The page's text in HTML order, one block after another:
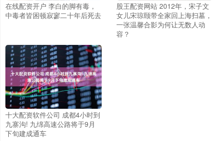
在线配资开户 李白的脚有毒，
中毒者皆困顿寂寥二十年后死去
股王配资网站 2012年，宋子文
女儿宋琼颐带全家回上海扫墓，
一张温馨合影为何让无数人动
容？
十大配资软件公司 成都4小时到
九寨沟! 九绵高速公路将于9月
下旬建成通车